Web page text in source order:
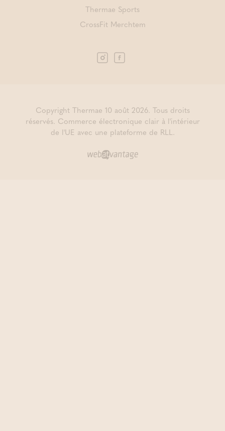
Thermae Sports
CrossFit Merchtem
Copyright Thermae 10 août 2026. Tous droits
réservés. Commerce électronique clair à l'intérieur
de l'UE avec une plateforme de RLL.